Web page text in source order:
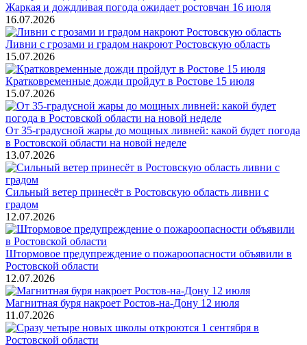
Жаркая и дождливая погода ожидает ростовчан 16 июля
16.07.2026
Ливни с грозами и градом накроют Ростовскую область
15.07.2026
Кратковременные дожди пройдут в Ростове 15 июля
15.07.2026
От 35-градусной жары до мощных ливней: какой будет погода
в Ростовской области на новой неделе
13.07.2026
Сильный ветер принесёт в Ростовскую область ливни с
градом
12.07.2026
Штормовое предупреждение о пожароопасности объявили в
Ростовской области
12.07.2026
Магнитная буря накроет Ростов-на-Дону 12 июля
11.07.2026